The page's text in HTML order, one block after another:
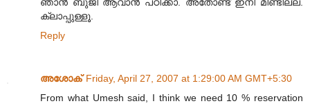
ക്ലാപ്പുള്ളൂ.
Reply
അശോക് Friday, April 27, 2007 at 1:29:00 AM GMT+5:30
From what Umesh said, I think we need 10 % reservation